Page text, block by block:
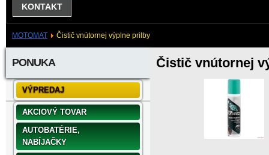
KONTAKT
MOTOMAT Čistič vnútornej výplne prilby
PONUKA
VÝPREDAJ
AKCIOVÝ TOVAR
AUTOBATÉRIE,
NABÍJAČKY
Čistič vnútornej